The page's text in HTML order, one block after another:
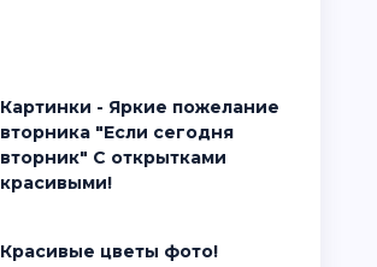
Картинки - Яркие пожелание
вторника "Если сегодня
вторник" С открытками
красивыми!
Красивые цветы фото!